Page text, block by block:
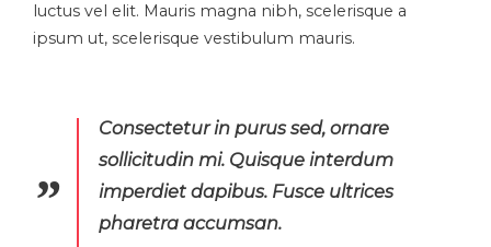
luctus vel elit. Mauris magna nibh, scelerisque a
ipsum ut, scelerisque vestibulum mauris.
Consectetur in purus sed, ornare
sollicitudin mi. Quisque interdum
imperdiet dapibus. Fusce ultrices
pharetra accumsan.